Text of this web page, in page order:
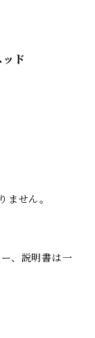
ド
せん。
、説明書は一